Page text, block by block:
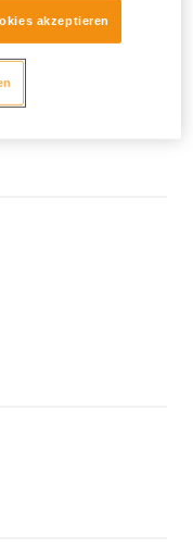
akzeptieren